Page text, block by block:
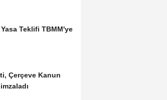
Teklifi TBMM'ye
Çerçeve Kanun